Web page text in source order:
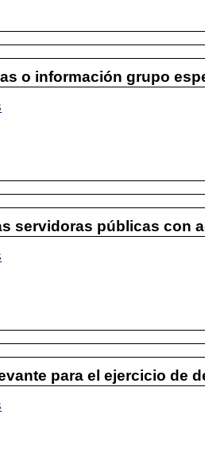
o información grupo
servidoras públicas con
para el ejercicio de